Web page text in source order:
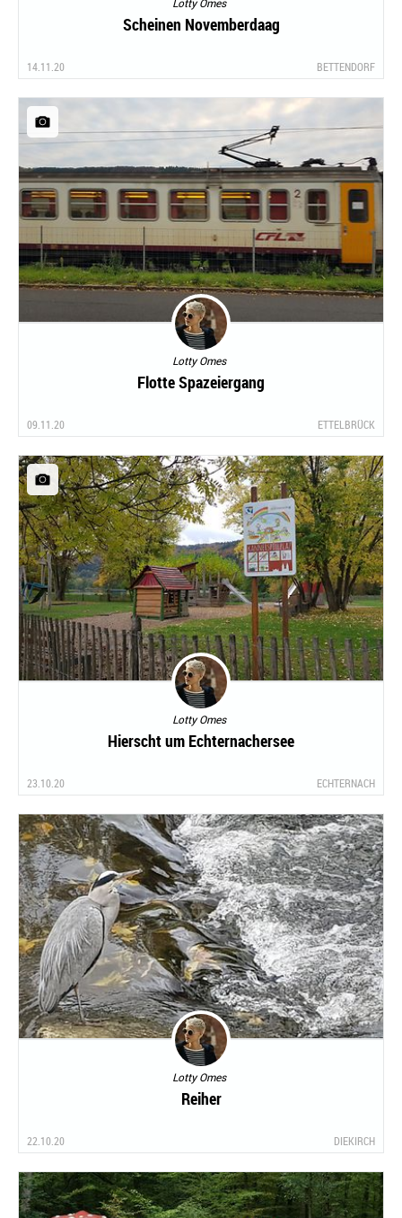
Scheinen Novemberdaag
14.11.20 BETTENDORF
Lotty Omes
Flotte Spazeiergang
09.11.20 ETTELBRÜCK
Lotty Omes
Hierscht um Echternachersee
23.10.20 ECHTERNACH
Lotty Omes
Reiher
22.10.20 DIEKIRCH